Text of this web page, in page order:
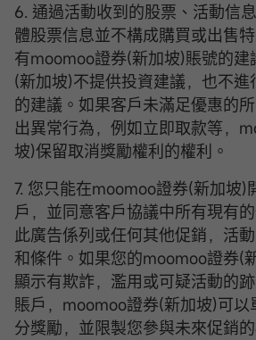
6. 通過活動收到的股票、活動信
體股票信息並不構成購買或出售
有moomoo證券(新加坡)賬號的
(新加坡)不提供投資建議，也不進
的建議。如果客戶未滿足優惠的
出異常行為，例如立即取款等，
坡)保留取消獎勵權利的權利。
7. 您只能在moomoo證券(新加坡)
戶，並同意客戶協議中所有現有
此廣告係列或任何其他促銷，活
和條件。如果您的moomoo證券(
顯示有欺詐，濫用或可疑活動的
賬戶，moomoo證券(新加坡)可以
分獎勵，並限製您參與未來促銷的